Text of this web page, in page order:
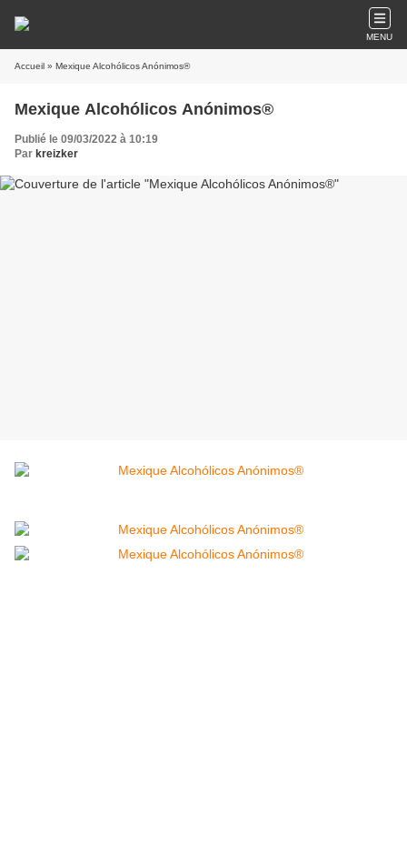
MENU
Accueil » Mexique Alcohólicos Anónimos®
Mexique Alcohólicos Anónimos®
Publié le 09/03/2022 à 10:19
Par kreizker